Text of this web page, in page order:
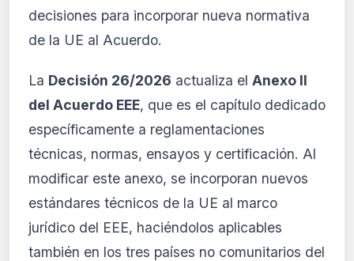
decisiones para incorporar nueva normativa
de la UE al Acuerdo.
La Decisión 26/2026 actualiza el Anexo II
del Acuerdo EEE, que es el capítulo dedicado
específicamente a reglamentaciones
técnicas, normas, ensayos y certificación. Al
modificar este anexo, se incorporan nuevos
estándares técnicos de la UE al marco
jurídico del EEE, haciéndolos aplicables
también en los tres países no comunitarios del